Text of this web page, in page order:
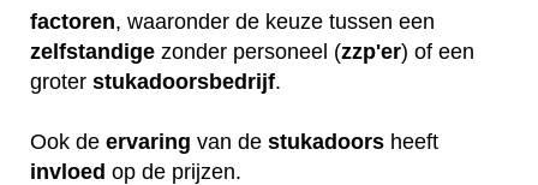
factoren, waaronder de keuze tussen een
zelfstandige zonder personeel (zzp'er) of een
groter stukadoorsbedrijf.
Ook de ervaring van de stukadoors heeft
invloed op de prijzen.